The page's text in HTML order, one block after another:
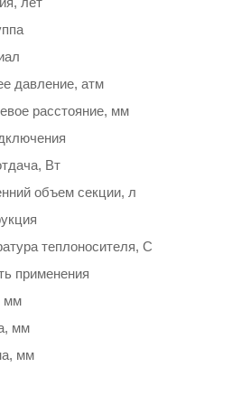
давление, атм
расстояние, мм
Вт
объем секции, л
теплоносителя, С
применения
мм
мм
мм